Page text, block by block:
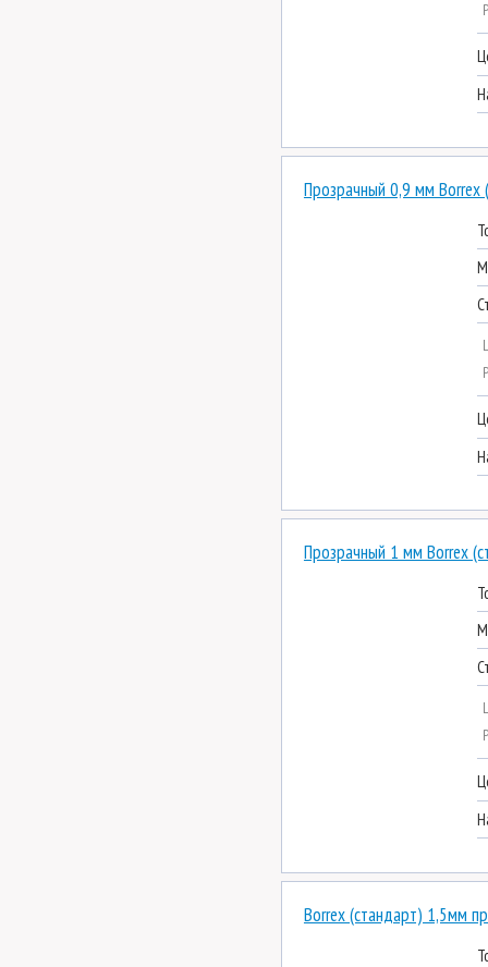
Прозрачный 0,9 мм Borrex
Прозрачный 1 мм Borrex
Borrex (стандарт) 1,5мм